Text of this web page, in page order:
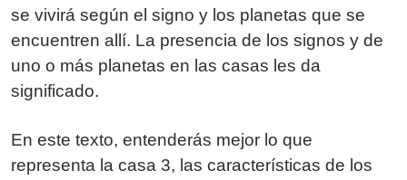
se vivirá según el signo y los planetas que se
encuentren allí. La presencia de los signos y de
uno o más planetas en las casas les da
significado.
En este texto, entenderás mejor lo que
representa la casa 3, las características de los